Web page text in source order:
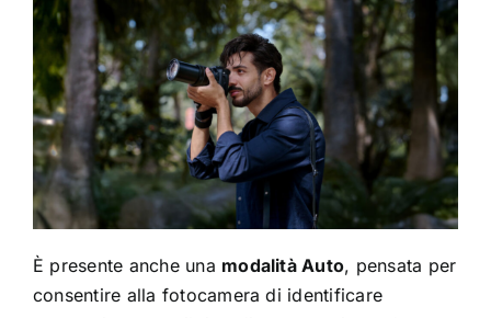
È presente anche una modalità Auto, pensata per
consentire alla fotocamera di identificare